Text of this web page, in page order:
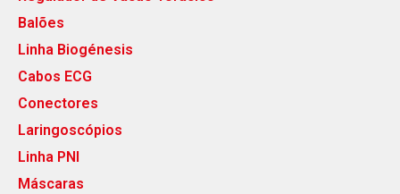
Balões
Linha Biogénesis
Cabos ECG
Conectores
Laringoscópios
Linha PNI
Máscaras